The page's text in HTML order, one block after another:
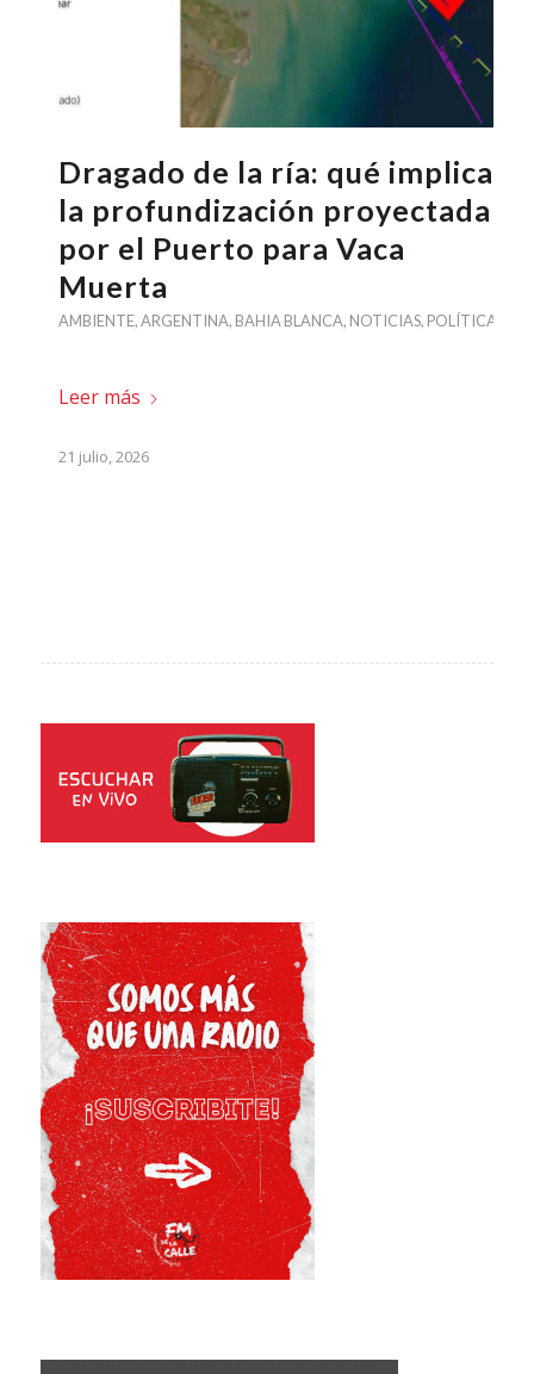
Dragado de la ría: qué implica
la profundización proyectada
por el Puerto para Vaca
Muerta
AMBIENTE,ARGENTINA, BAHIA BLANCA, NOTICIAS, POLÍTICA
Leer más
21 julio, 2026